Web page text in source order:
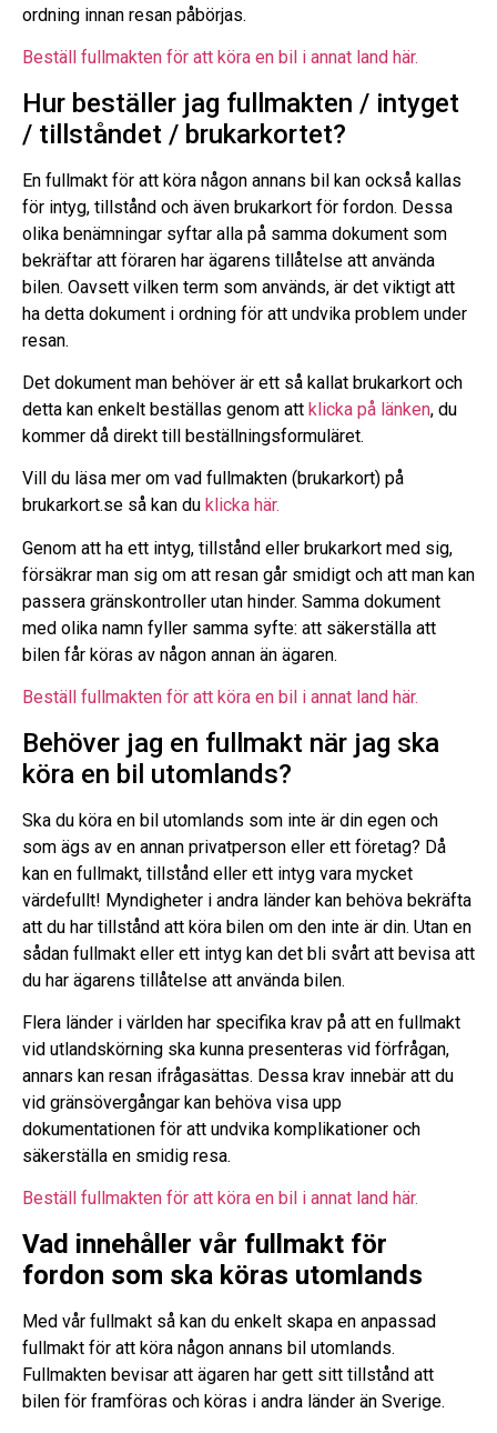
ordning innan resan påbörjas.
Beställ fullmakten för att köra en bil i annat land här.
Hur beställer jag fullmakten / intyget
/ tillståndet / brukarkortet?
En fullmakt för att köra någon annans bil kan också kallas
för intyg, tillstånd och även brukarkort för fordon. Dessa
olika benämningar syftar alla på samma dokument som
bekräftar att föraren har ägarens tillåtelse att använda
bilen. Oavsett vilken term som används, är det viktigt att
ha detta dokument i ordning för att undvika problem under
resan.
Det dokument man behöver är ett så kallat brukarkort och
detta kan enkelt beställas genom att klicka på länken, du
kommer då direkt till beställningsformuläret.
Vill du läsa mer om vad fullmakten (brukarkort) på
brukarkort.se så kan du klicka här.
Genom att ha ett intyg, tillstånd eller brukarkort med sig,
försäkrar man sig om att resan går smidigt och att man kan
passera gränskontroller utan hinder. Samma dokument
med olika namn fyller samma syfte: att säkerställa att
bilen får köras av någon annan än ägaren.
Beställ fullmakten för att köra en bil i annat land här.
Behöver jag en fullmakt när jag ska
köra en bil utomlands?
Ska du köra en bil utomlands som inte är din egen och
som ägs av en annan privatperson eller ett företag? Då
kan en fullmakt, tillstånd eller ett intyg vara mycket
värdefullt! Myndigheter i andra länder kan behöva bekräfta
att du har tillstånd att köra bilen om den inte är din. Utan en
sådan fullmakt eller ett intyg kan det bli svårt att bevisa att
du har ägarens tillåtelse att använda bilen.
Flera länder i världen har specifika krav på att en fullmakt
vid utlandskörning ska kunna presenteras vid förfrågan,
annars kan resan ifrågasättas. Dessa krav innebär att du
vid gränsövergångar kan behöva visa upp
dokumentationen för att undvika komplikationer och
säkerställa en smidig resa.
Beställ fullmakten för att köra en bil i annat land här.
Vad innehåller vår fullmakt för
fordon som ska köras utomlands
Med vår fullmakt så kan du enkelt skapa en anpassad
fullmakt för att köra någon annans bil utomlands.
Fullmakten bevisar att ägaren har gett sitt tillstånd att
bilen för framföras och köras i andra länder än Sverige.